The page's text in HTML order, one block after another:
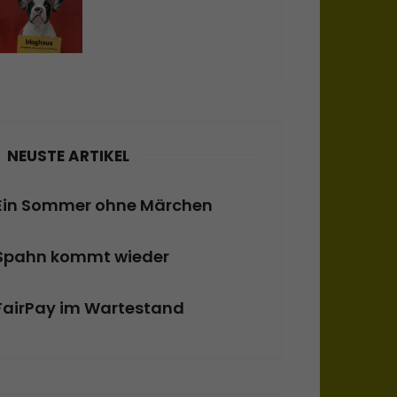
NEUSTE ARTIKEL
Sommer ohne Märchen
kommt wieder
im Wartestand